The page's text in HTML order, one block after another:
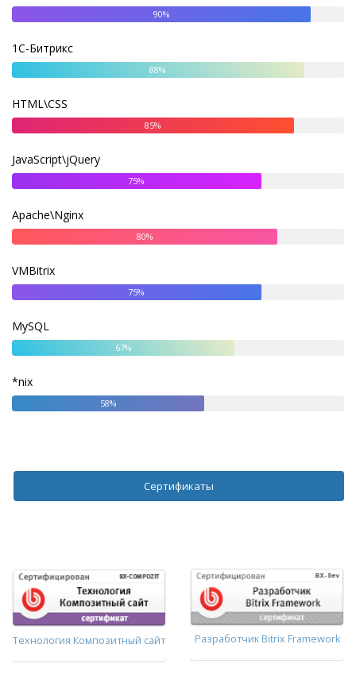
90%
1С-Битрикс
88%
HTML\CSS
85%
JavaScript\jQuery
75%
Apache\Nginx
80%
VMBitrix
75%
MySQL
67%
*nix
58%
Сертификаты
Технология Композитный сайт Разработчик Bitrix Framework